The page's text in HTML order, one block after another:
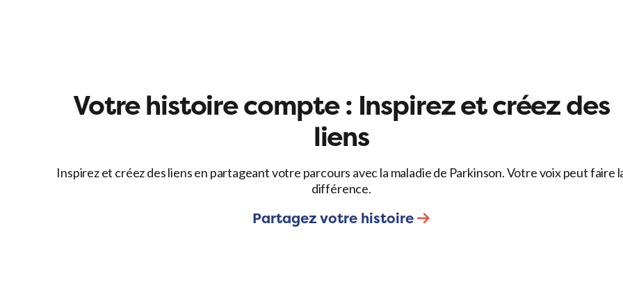
Votre histoire compte : Inspirez et créez des
liens
Inspirez et créez des liens en partageant votre parcours avec la maladie de Parkinson. Votre voix peut faire
différence.
Partagez votre histoire